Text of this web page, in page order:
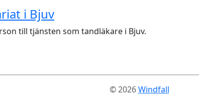
i Bjuv
till tjänsten som tandläkare i Bjuv.
© 2026Windfall